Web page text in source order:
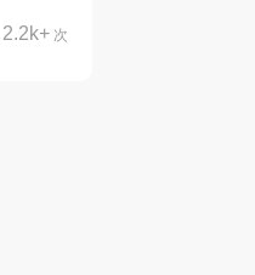
2.2k+ 次